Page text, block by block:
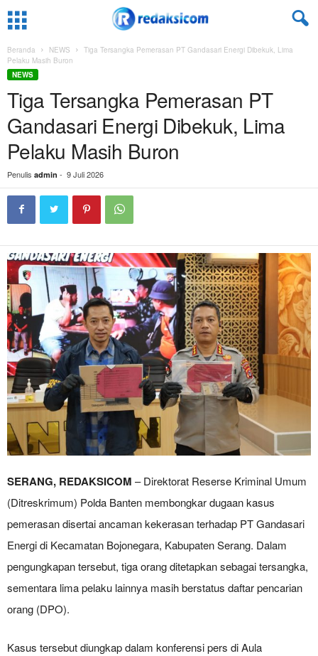
Beranda NEWS
Tiga Tersangka Pemerasan PT Gandasari Energi Dibekuk, Lima
Pelaku Masih Buron
NEWS
Tiga Tersangka Pemerasan PT
Gandasari Energi Dibekuk, Lima
Pelaku Masih Buron
Penulis admin - 9 Juli 2026
SERANG, REDAKSICOM – Direktorat Reserse Kriminal Umum
(Ditreskrimum) Polda Banten membongkar dugaan kasus
pemerasan disertai ancaman kekerasan terhadap PT Gandasari
Energi di Kecamatan Bojonegara, Kabupaten Serang. Dalam
pengungkapan tersebut, tiga orang ditetapkan sebagai tersangka,
sementara lima pelaku lainnya masih berstatus daftar pencarian
orang (DPO).
Kasus tersebut diungkap dalam konferensi pers di Aula